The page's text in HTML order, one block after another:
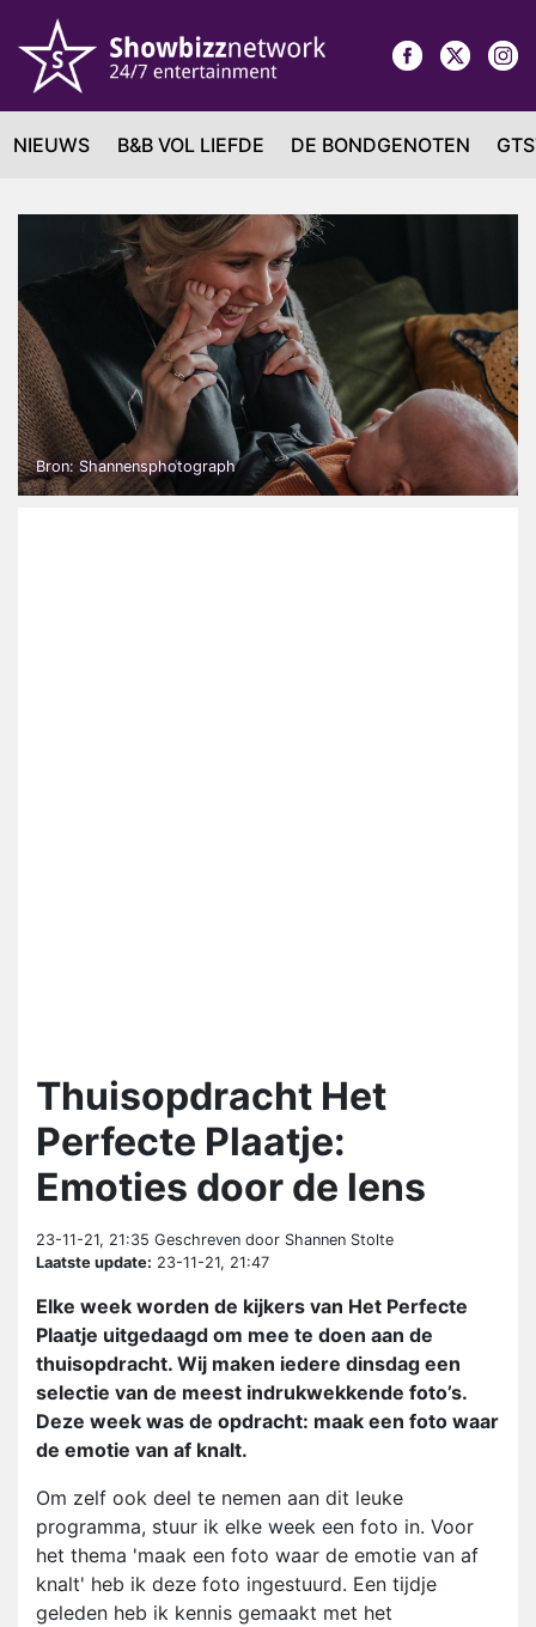
NIEUWS B&B VOL LIEFDE DE BONDGENOTEN
Bron: Shannensphotograph
Thuisopdracht Het
Perfecte Plaatje:
Emoties door de lens
23-11-21, 21:35 Geschreven door Shannen Stolte
Laatste update: 23-11-21, 21:47
Elke week worden de kijkers van Het Perfecte
Plaatje uitgedaagd om mee te doen aan de
thuisopdracht. Wij maken iedere dinsdag een
selectie van de meest indrukwekkende foto’s.
Deze week was de opdracht: maak een foto waar
de emotie van af knalt.
Om zelf ook deel te nemen aan dit leuke
programma, stuur ik elke week een foto in. Voor
het thema 'maak een foto waar de emotie van af
knalt' heb ik deze foto ingestuurd. Een tijdje
geleden heb ik kennis gemaakt met het